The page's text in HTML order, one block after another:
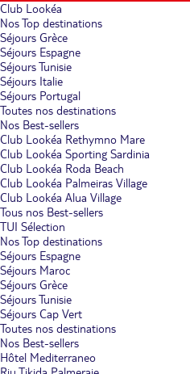
Club Lookéa
Nos Top destinations
Séjours Grèce
Séjours Espagne
Séjours Tunisie
Séjours Italie
Séjours Portugal
Toutes nos destinations
Nos Best-sellers
Club Lookéa Rethymno Mare
Club Lookéa Sporting Sardinia
Club Lookéa Roda Beach
Club Lookéa Palmeiras Village
Club Lookéa Alua Village
Tous nos Best-sellers
TUI Sélection
Nos Top destinations
Séjours Espagne
Séjours Maroc
Séjours Grèce
Séjours Tunisie
Séjours Cap Vert
Toutes nos destinations
Nos Best-sellers
Hôtel Mediterraneo